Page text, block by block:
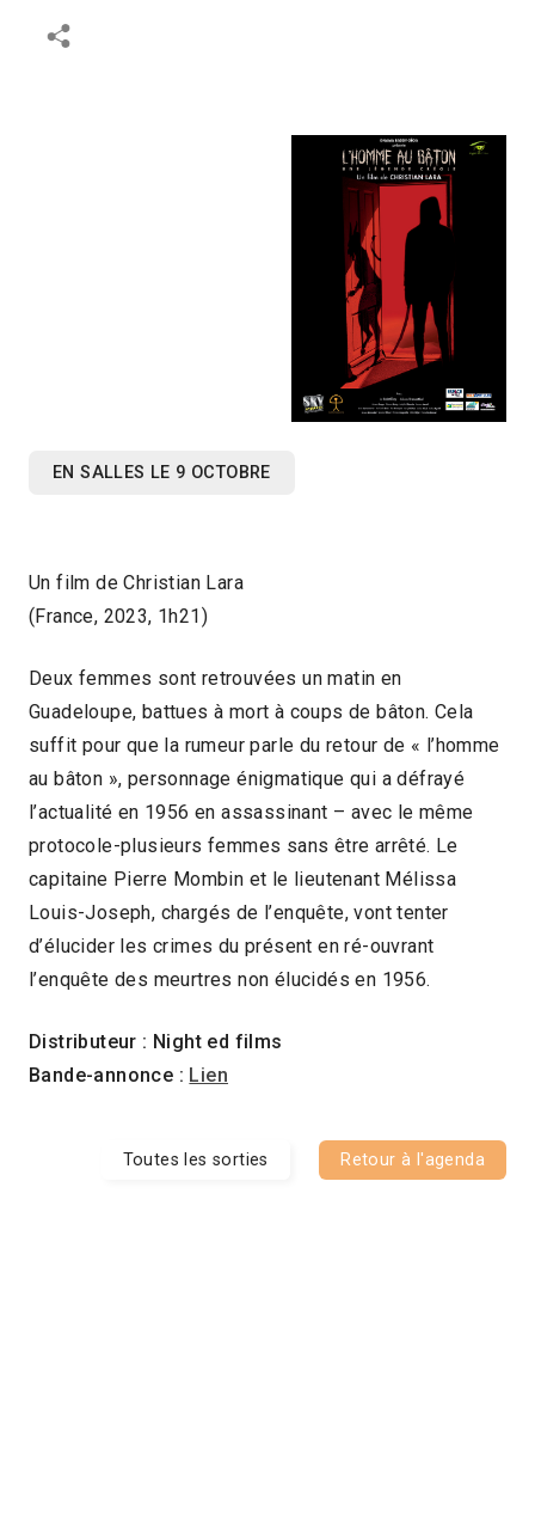
EN SALLES LE 9 OCTOBRE
Un film de Christian Lara
(France, 2023, 1h21)
Deux femmes sont retrouvées un matin en
Guadeloupe, battues à mort à coups de bâton. Cela
suffit pour que la rumeur parle du retour de « l’homme
au bâton », personnage énigmatique qui a défrayé
l’actualité en 1956 en assassinant – avec le même
protocole-plusieurs femmes sans être arrêté. Le
capitaine Pierre Mombin et le lieutenant Mélissa
Louis-Joseph, chargés de l’enquête, vont tenter
d’élucider les crimes du présent en ré-ouvrant
l’enquête des meurtres non élucidés en 1956.
Distributeur : Night ed films
Bande-annonce : Lien
Toutes les sorties Retour à l'agenda